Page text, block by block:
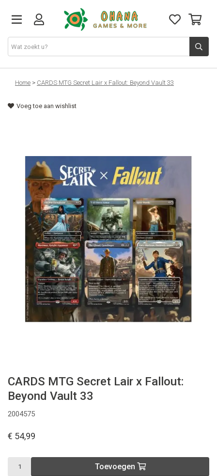
TCG
Merch
PlayStation
Nintendo
Xbox
Accessoires
Board Games
Cadeaubon
Home > CARDS MTG Secret Lair x Fallout: Beyond Vault 33
Voeg toe aan wishlist
CARDS MTG Secret Lair x Fallout:
Beyond Vault 33
2004575
€ 54,99
Toevoegen